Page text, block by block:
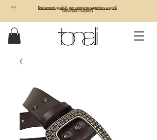
Enviament gratuït per compres superiors a 150€
Península i Balears